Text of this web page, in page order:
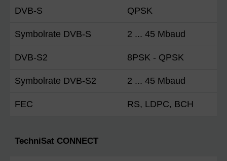
DVB-S QPSK
Symbolrate DVB-S 2 ... 45 Mbaud
DVB-S2 8PSK - QPSK
Symbolrate DVB-S2 2 ... 45 Mbaud
FEC RS, LDPC, BCH
TechniSat CONNECT